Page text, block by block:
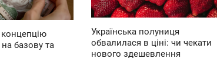
на базову та
Українська полуниця
обвалилася в ціні: чи чекати
нового здешевлення